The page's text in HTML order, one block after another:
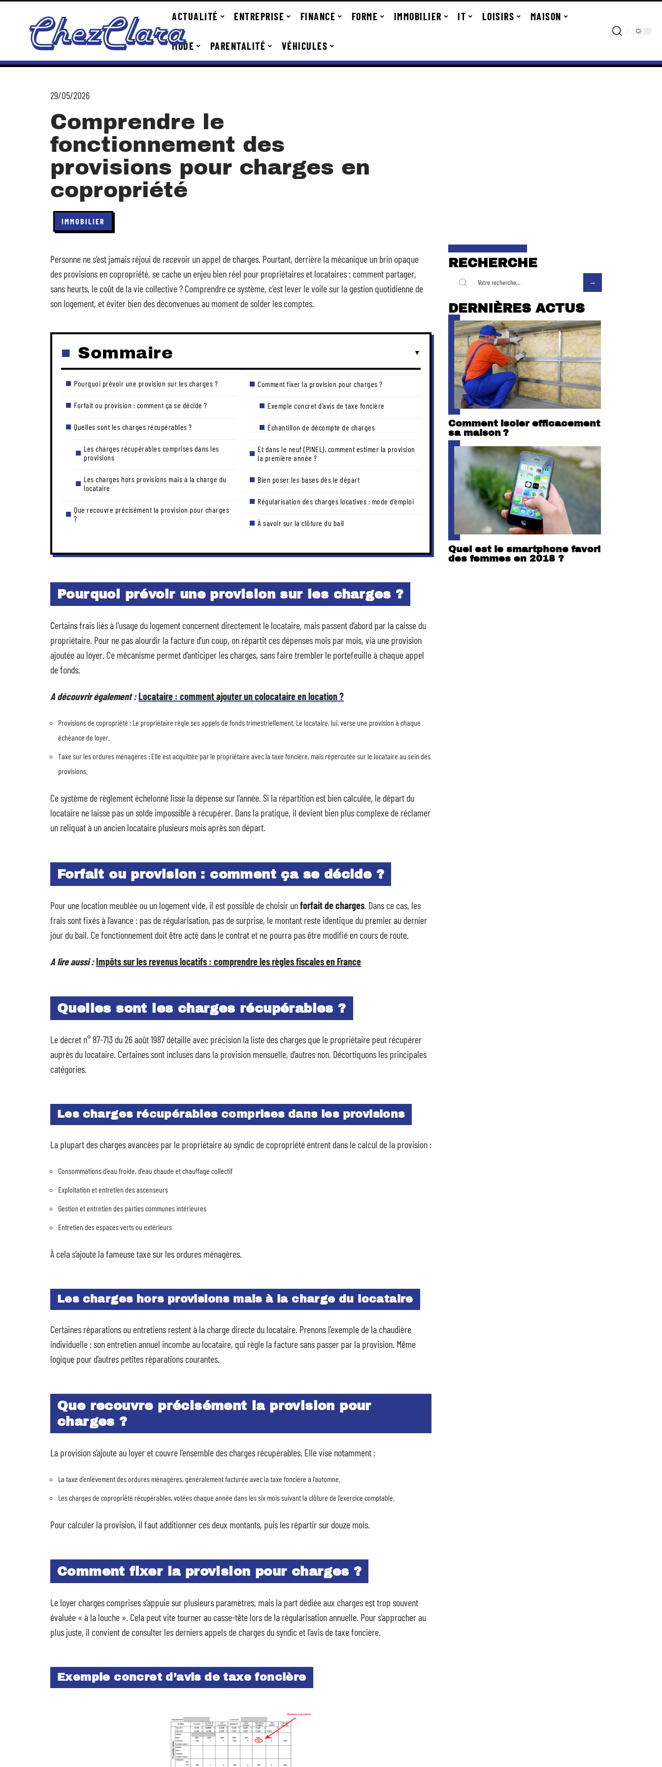
ACTUALITÉ ENTREPRISE FINANCE FORME IMMOBILIER IT LOISIRS MAISON
MODE PARENTALITÉ VÉHICULES
29/05/2026
Comprendre le
fonctionnement des
provisions pour charges en
copropriété
IMMOBILIER
Personne ne s’est jamais réjoui de recevoir un appel de charges. Pourtant, derrière la mécanique un brin opaque
des provisions en copropriété, se cache un enjeu bien réel pour propriétaires et locataires : comment partager,
sans heurts, le coût de la vie collective ? Comprendre ce système, c’est lever le voile sur la gestion quotidienne de
son logement, et éviter bien des déconvenues au moment de solder les comptes.
Sommaire
Pourquoi prévoir une provision sur les charges ?
Forfait ou provision : comment ça se décide ?
Quelles sont les charges récupérables ?
Les charges récupérables comprises dans les
provisions
Les charges hors provisions mais à la charge du
locataire
Que recouvre précisément la provision pour charges
?
Comment fixer la provision pour charges ?
Exemple concret d’avis de taxe foncière
Échantillon de décompte de charges
Et dans le neuf (PINEL), comment estimer la provision
la première année ?
Bien poser les bases dès le départ
Régularisation des charges locatives : mode d’emploi
À savoir sur la clôture du bail
Pourquoi prévoir une provision sur les charges ?
Certains frais liés à l’usage du logement concernent directement le locataire, mais passent d’abord par la caisse du
propriétaire. Pour ne pas alourdir la facture d’un coup, on répartit ces dépenses mois par mois, via une provision
ajoutée au loyer. Ce mécanisme permet d’anticiper les charges, sans faire trembler le portefeuille à chaque appel
de fonds.
A découvrir également :Locataire : comment ajouter un colocataire en location ?
Provisions de copropriété : Le propriétaire règle ses appels de fonds trimestriellement. Le locataire, lui, verse une provision à chaque
échéance de loyer.
Taxe sur les ordures ménagères : Elle est acquittée par le propriétaire avec la taxe foncière, mais répercutée sur le locataire au sein des
provisions.
Ce système de règlement échelonné lisse la dépense sur l’année. Si la répartition est bien calculée, le départ du
locataire ne laisse pas un solde impossible à récupérer. Dans la pratique, il devient bien plus complexe de réclamer
un reliquat à un ancien locataire plusieurs mois après son départ.
Forfait ou provision : comment ça se décide ?
Pour une location meublée ou un logement vide, il est possible de choisir unforfait de charges. Dans ce cas, les
frais sont fixés à l’avance : pas de régularisation, pas de surprise, le montant reste identique du premier au dernier
jour du bail. Ce fonctionnement doit être acté dans le contrat et ne pourra pas être modifié en cours de route.
A lire aussi :Impôts sur les revenus locatifs : comprendre les règles fiscales en France
Quelles sont les charges récupérables ?
Le décret n° 87-713 du 26 août 1987 détaille avec précision la liste des charges que le propriétaire peut récupérer
auprès du locataire. Certaines sont incluses dans la provision mensuelle, d’autres non. Décortiquons les principales
catégories.
Les charges récupérables comprises dans les provisions
La plupart des charges avancées par le propriétaire au syndic de copropriété entrent dans le calcul de la provision :
Consommations d’eau froide, d’eau chaude et chauffage collectif
Exploitation et entretien des ascenseurs
Gestion et entretien des parties communes intérieures
Entretien des espaces verts ou extérieurs
À cela s’ajoute la fameuse taxe sur les ordures ménagères.
Les charges hors provisions mais à la charge du locataire
Certaines réparations ou entretiens restent à la charge directe du locataire. Prenons l’exemple de la chaudière
individuelle : son entretien annuel incombe au locataire, qui règle la facture sans passer par la provision. Même
logique pour d’autres petites réparations courantes.
Que recouvre précisément la provision pour
charges ?
La provision s’ajoute au loyer et couvre l’ensemble des charges récupérables. Elle vise notamment :
La taxe d’enlèvement des ordures ménagères, généralement facturée avec la taxe foncière à l’automne.
Les charges de copropriété récupérables, votées chaque année dans les six mois suivant la clôture de l’exercice comptable.
Pour calculer la provision, il faut additionner ces deux montants, puis les répartir sur douze mois.
Comment fixer la provision pour charges ?
Le loyer charges comprises s’appuie sur plusieurs paramètres, mais la part dédiée aux charges est trop souvent
évaluée « à la louche ». Cela peut vite tourner au casse-tête lors de la régularisation annuelle. Pour s’approcher au
plus juste, il convient de consulter les derniers appels de charges du syndic et l’avis de taxe foncière.
Exemple concret d’avis de taxe foncière
RECHERCHE
DERNIÈRES ACTUS
Comment isoler efficacement
sa maison ?
Quel est le smartphone favori
des femmes en 2018 ?